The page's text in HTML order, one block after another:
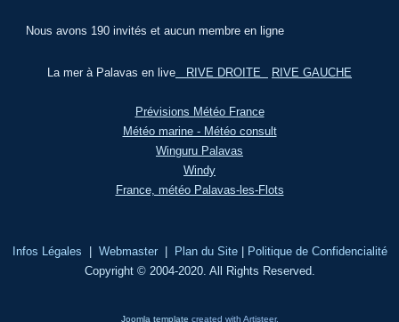
Nous avons 190 invités et aucun membre en ligne
La mer à Palavas en live RIVE DROITE RIVE GAUCHE
Prévisions Météo France
Météo marine - Météo consult
Winguru Palavas
Windy
France, météo Palavas-les-Flots
Infos Légales | Webmaster| Plan du Site| Politique de Confidencialité
Copyright © 2004-2020. All Rights Reserved.
Joomla template created with Artisteer.